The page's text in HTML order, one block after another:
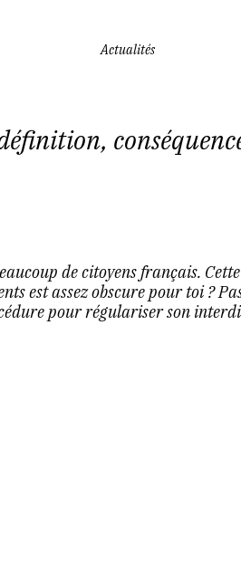
Actualités
de citoyens français.
est assez obscure pour toi ?
pour régulariser son